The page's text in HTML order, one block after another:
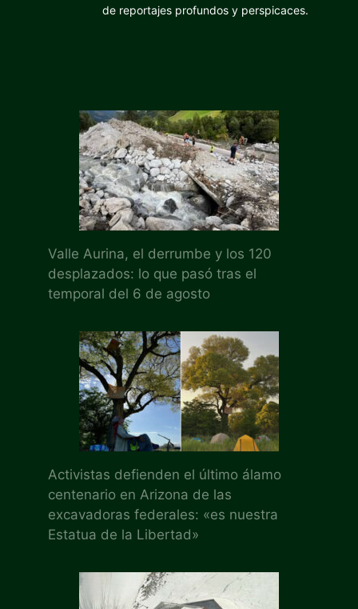
de reportajes profundos y perspicaces.
Valle Aurina, el derrumbe y los 120
desplazados: lo que pasó tras el
temporal del 6 de agosto
Activistas defienden el último álamo
centenario en Arizona de las
excavadoras federales: «es nuestra
Estatua de la Libertad»